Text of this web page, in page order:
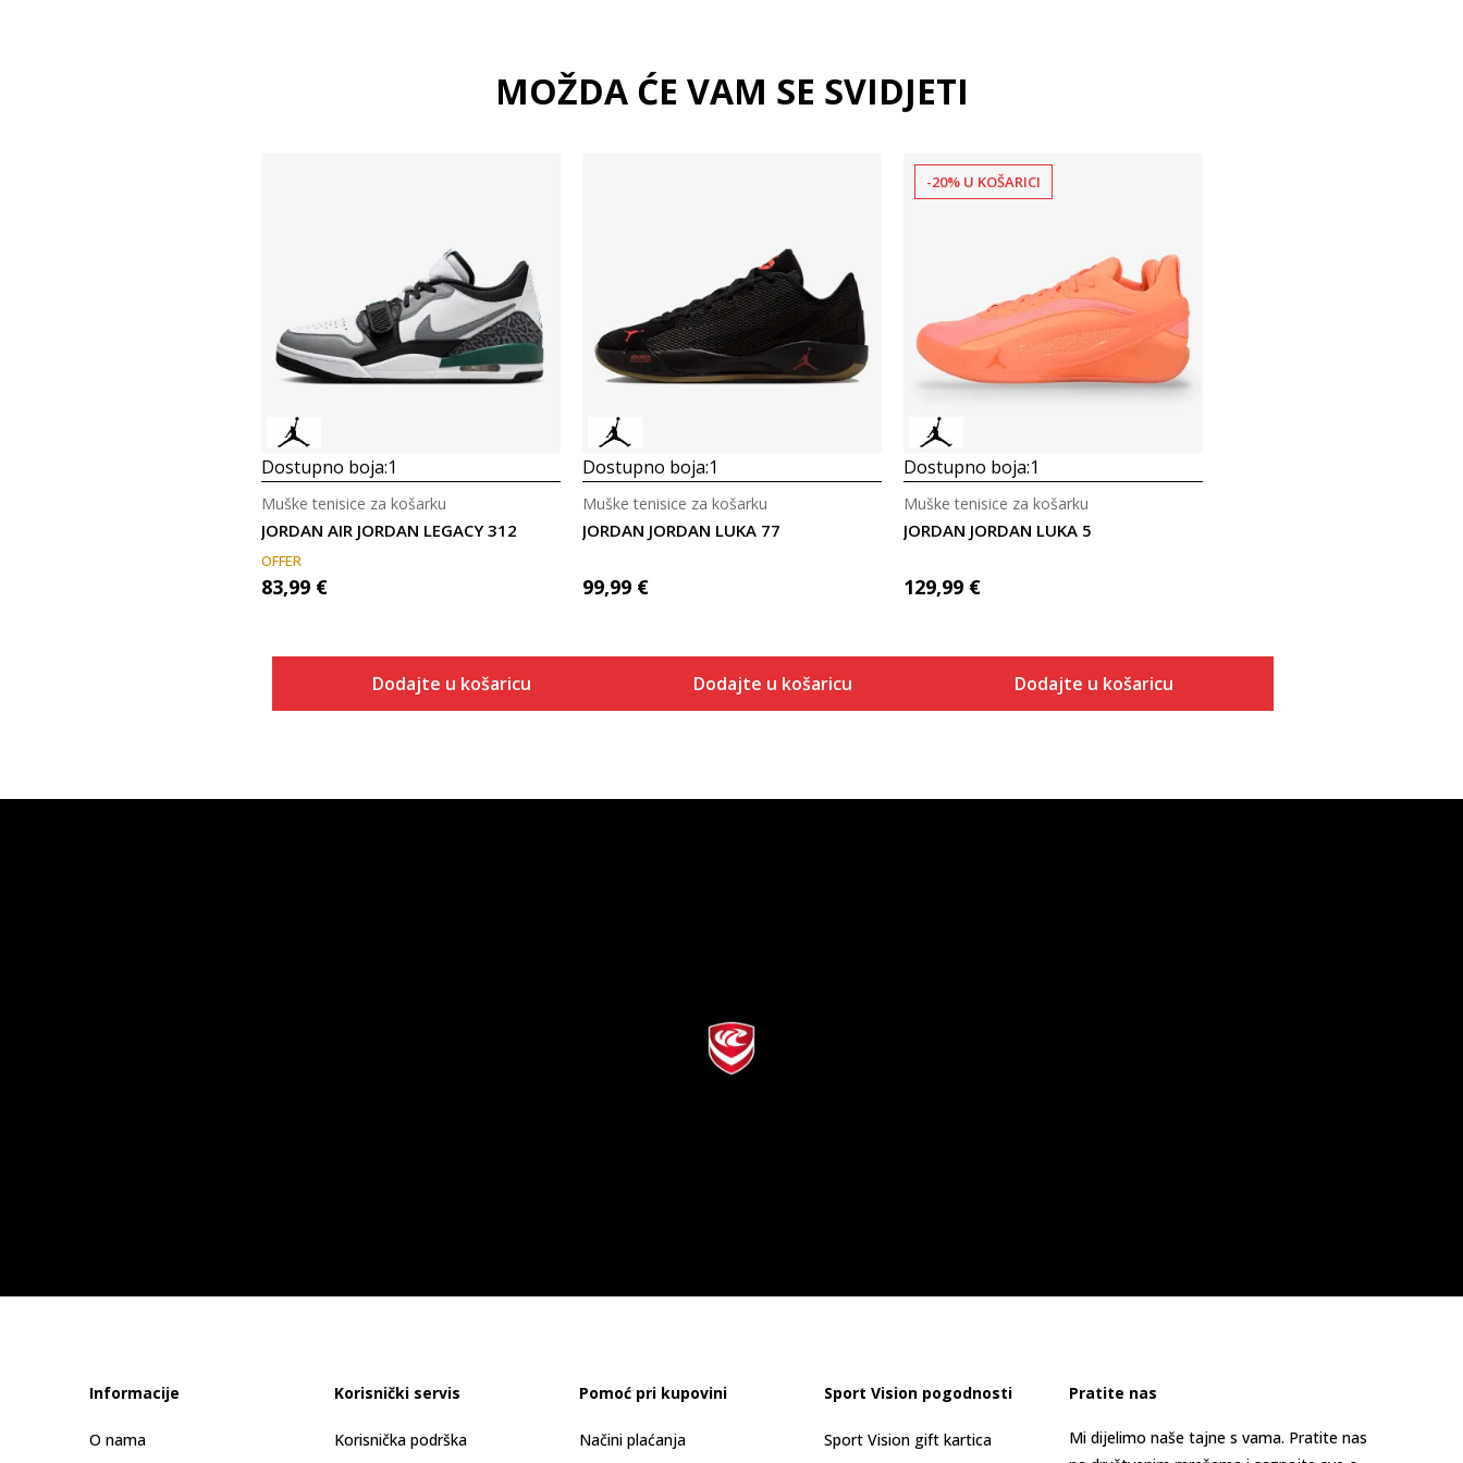
MOŽDA ĆE VAM SE SVIDJETI
Dostupno boja:1
JORDAN AIR JORDAN LEGACY 312
Muške tenisice za košarku
OFFER
83,99 €
Dodajte u košaricu
Dostupno boja:1
JORDAN JORDAN LUKA 77
Muške tenisice za košarku
99,99 €
Dodajte u košaricu
-20% U KOŠARICI
Dostupno boja:1
JORDAN JORDAN LUKA 5
Muške tenisice za košarku
129,99 €
Dodajte u košaricu
Informacije
O nama
Korisnički servis
Korisnička podrška
Pomoć pri kupovini
Načini plaćanja
Sport Vision pogodnosti
Sport Vision gift kartica
Pratite nas
Mi dijelimo naše tajne s vama. Pratite nas